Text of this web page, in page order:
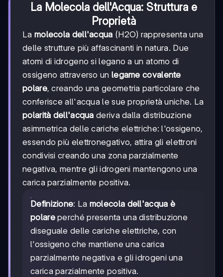
La Molecola dell'Acqua: Struttura e
Proprietà
La molecola dell'acqua (H2O) rappresenta una
delle strutture più affascinanti in natura. Due
atomi di idrogeno si legano a un atomo di
ossigeno attraverso un legame covalente
polare, creando una geometria particolare che
conferisce all'acqua le sue proprietà uniche. La
polarità dell'acqua deriva dalla distribuzione
asimmetrica delle cariche elettriche: l'ossigeno,
essendo più elettronegativo, attira gli elettroni
condivisi creando una zona parzialmente
negativa, mentre gli idrogeni mantengono una
carica parzialmente positiva.
Definizione: La molecola dell'acqua è
polareperché presenta una distribuzione
diseguale delle cariche elettriche, con
l'ossigeno che mantiene una carica
parzialmente negativa e gli idrogeni una
carica parzialmente positiva.